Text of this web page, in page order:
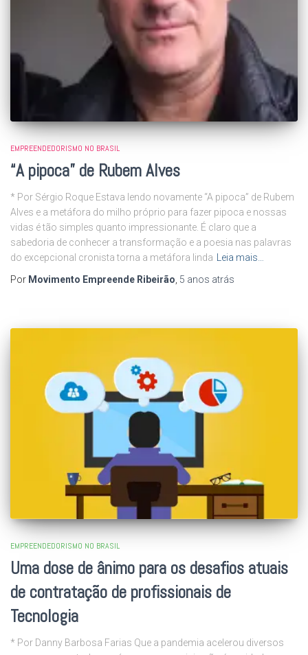
EMPREENDEDORISMO NO BRASIL
“A pipoca” de Rubem Alves
* Por Sérgio Roque Estava lendo novamente “A pipoca” de Rubem
Alves e a metáfora do milho próprio para fazer pipoca e nossas
vidas é tão simples quanto impressionante. É claro que a
sabedoria de conhecer a transformação e a poesia nas palavras
do excepcional cronista torna a metáfora linda
Leia mais…
Por Movimento Empreende Ribeirão 5 anos atrás
EMPREENDEDORISMO NO BRASIL
Uma dose de ânimo para os desafios atuais
de contratação de profissionais de
Tecnologia
* Por Danny Barbosa Farias Que a pandemia acelerou diversos